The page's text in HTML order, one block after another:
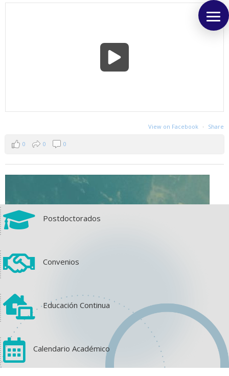
View on Facebook · Share
0 0 0
 Postdoctorados
 Convenios
 Educación Continua
 Calendario Académico